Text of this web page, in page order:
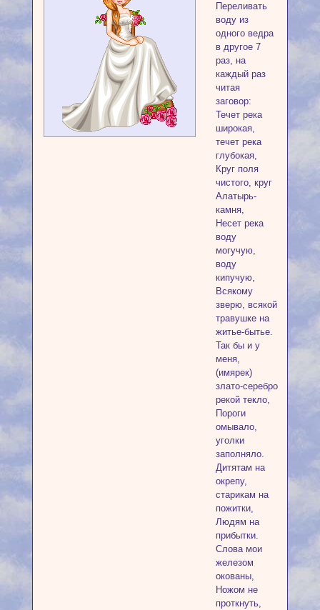
Переливать
воду из
одного ведра
в другое 7
раз, на
каждый раз
читая
заговор:
Течет река
широкая,
течет река
глубокая,
Круг поля
чистого, круг
Алатырь-
камня,
Несет река
воду
могучую,
воду
кипучую,
Всякому
зверю, всякой
травушке на
житье-бытье.
Так бы и у
меня,
(имярек)
злато-серебро
рекой текло,
Пороги
омывало,
уголки
заполняло.
Дитятам на
окрепу,
старикам на
пожитки,
Людям на
прибытки.
Слова мои
железом
окованы,
Ножом не
проткнуть,